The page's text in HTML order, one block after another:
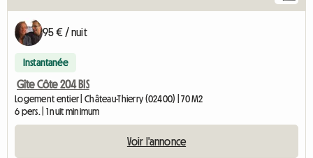
95 € / nuit
Instantanée
Gîte Côte 204 BIS
Logement entier | Château-Thierry (02400) | 70 M2
6 pers. | 1 nuit minimum
Voir l'annonce